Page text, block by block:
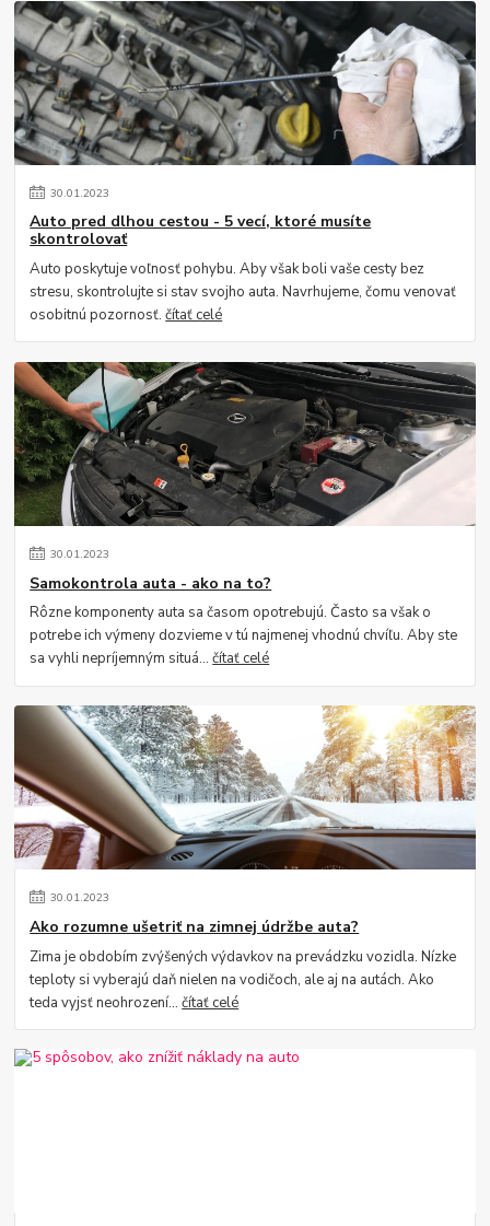
30.01.2023
Auto pred dlhou cestou - 5 vecí, ktoré musíte
skontrolovať
Auto poskytuje voľnosť pohybu. Aby však boli vaše cesty bez
stresu, skontrolujte si stav svojho auta. Navrhujeme, čomu venovať
osobitnú pozornosť.čítať celé
30.01.2023
Samokontrola auta - ako na to?
Rôzne komponenty auta sa časom opotrebujú. Často sa však o
potrebe ich výmeny dozvieme v tú najmenej vhodnú chvíľu. Aby ste
sa vyhli nepríjemným situá...čítať celé
30.01.2023
Ako rozumne ušetriť na zimnej údržbe auta?
Zima je obdobím zvýšených výdavkov na prevádzku vozidla. Nízke
teploty si vyberajú daň nielen na vodičoch, ale aj na autách. Ako
teda vyjsť neohrození...čítať celé